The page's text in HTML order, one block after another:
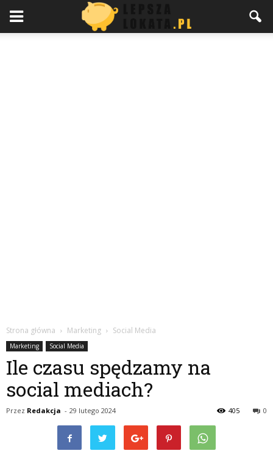
Strona główna Marketing Social Media
Marketing Social Media
Ile czasu spędzamy na
social mediach?
Przez Redakcja - 29 lutego 2024 0
405